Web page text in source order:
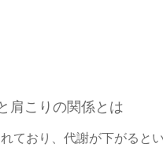
肩こりの関係とは
ており、代謝が下がると